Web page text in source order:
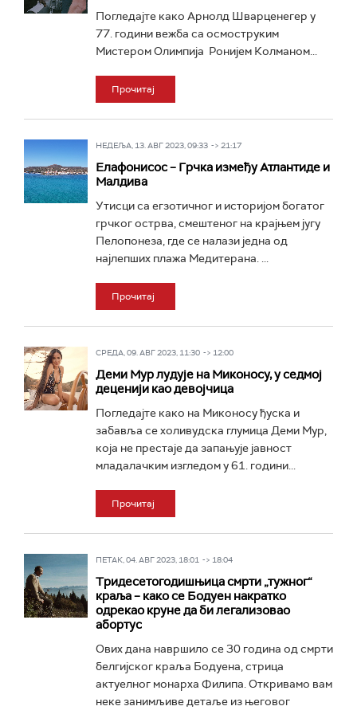
Погледајте како Арнолд Шварценегер у
77. години вежба са осмоструким
Мистером Олимпија Ронијем Колманом...
Прочитај
НЕДЕЉА, 13. АВГ 2023, 09:33 -> 21:17
Елафонисос – Грчка између Атлантиде и
Малдива
Утисци са егзотичног и историјом богатог
грчког острва, смештеног на крајњем југу
Пелопонеза, где се налази једна од
најлепших плажа Медитерана. ...
Прочитај
СРЕДА, 09. АВГ 2023, 11:30 -> 12:00
Деми Мур лудује на Миконосу, у седмој
деценији као девојчица
Погледајте како на Миконосу ђуска и
забавља се холивудска глумица Деми Мур,
која не престаје да запањује јавност
младалачким изгледом у 61. години...
Прочитај
ПЕТАК, 04. АВГ 2023, 18:01 -> 18:04
Тридесетогодишњица смрти „тужног“
краља – како се Бодуен накратко
одрекао круне да би легализовао
абортус
Ових дана навршило се 30 година од смрти
белгијског краља Бодуена, стрица
актуелног монарха Филипа. Откривамо вам
неке занимљиве детаље из његовог